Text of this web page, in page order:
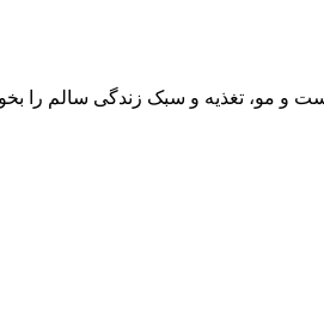
و مو، تغذیه و سبک زندگی سالم را